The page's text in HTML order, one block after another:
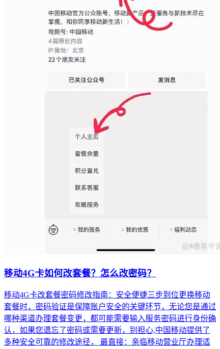
移动4G卡如何改套餐？怎么改密码？
移动4G卡改套餐密码修改指南：安全便捷三步到位更换移动
套餐时，密码验证是保障账户安全的关键环节，无论您是通过
哪种渠道办理套餐变更，都可能需要输入服务密码进行身份确
认，如果您遗忘了密码或需要更新，别担心,中国移动提供了
多种安全可靠的修改途径， 最直接：亲临移动营业厅办理适